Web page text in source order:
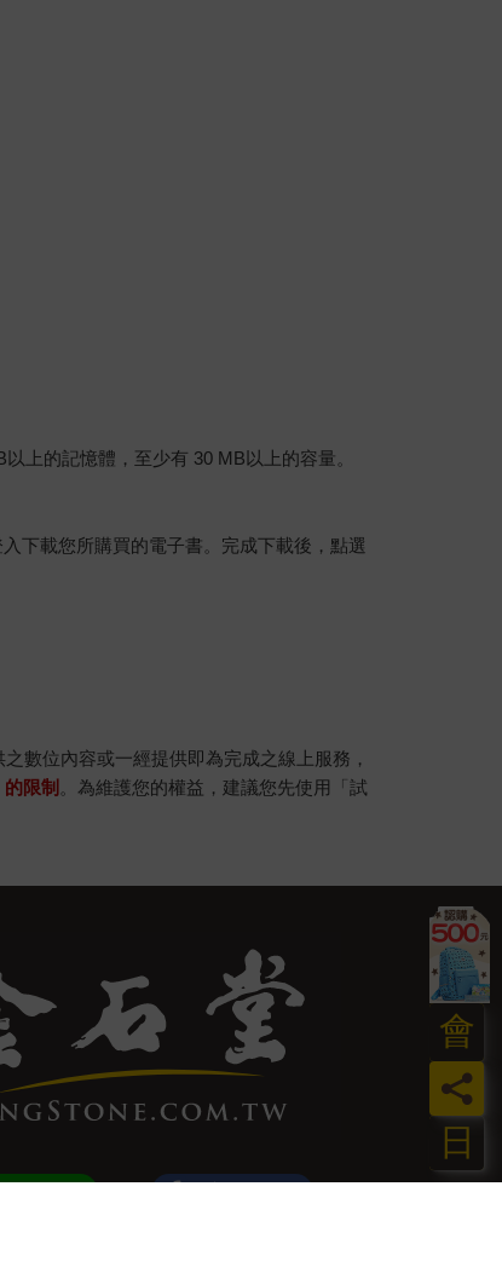
上的記憶體，至少有 30 MB以上的容量。
下載您所購買的電子書。完成下載後，點選
數位內容或一經提供即為完成之線上服務，
限制 。為維護您的權益，建議您先使用「試
日
員
會